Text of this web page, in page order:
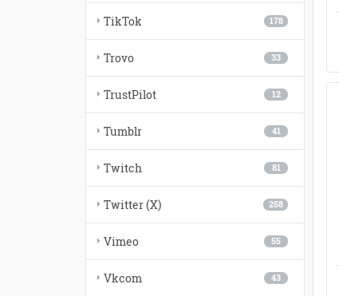
178
TikTok
33
Trovo
12
TrustPilot
41
Tumblr
81
Twitch
258
Twitter (X)
55
Vimeo
43
Vkcom